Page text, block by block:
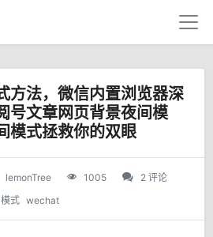
方法，微信内置浏览器深
号文章网页背景夜间模
模式拯救你的双眼
lemonTree 1005
2 评论
式 wechat